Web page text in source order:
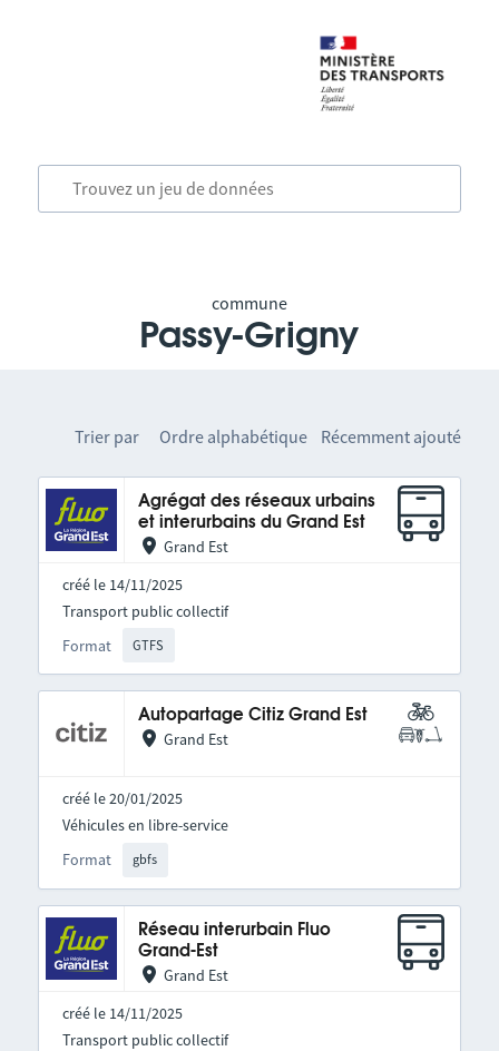
commune
Passy-Grigny
Trier par Ordre alphabétique Récemment ajouté
Agrégat des réseaux urbains
et interurbains du Grand Est
Grand Est
créé le 14/11/2025
Format GTFS
Transport public collectif
Autopartage Citiz Grand Est
Grand Est
créé le 20/01/2025
Format gbfs
Véhicules en libre-service
Réseau interurbain Fluo
Grand-Est
Grand Est
créé le 14/11/2025
Transport public collectif